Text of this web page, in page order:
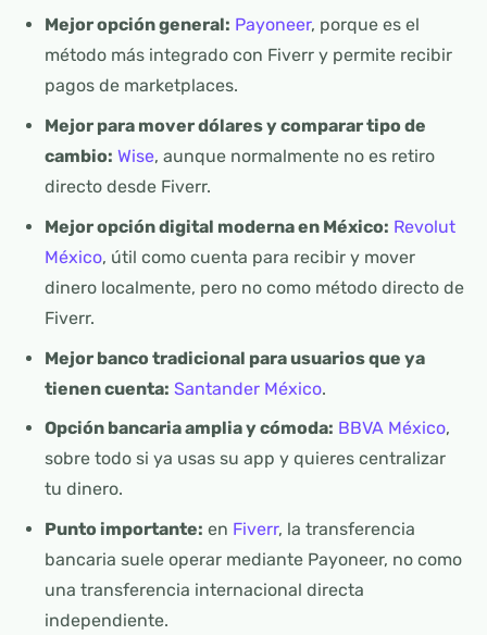
Mejor opción general: Payoneer, porque es el
método más integrado con Fiverr y permite recibir
pagos de marketplaces.
Mejor para mover dólares y comparar tipo de
cambio: Wise, aunque normalmente no es retiro
directo desde Fiverr.
Mejor opción digital moderna en México: Revolut
México, útil como cuenta para recibir y mover
dinero localmente, pero no como método directo de
Fiverr.
Mejor banco tradicional para usuarios que ya
tienen cuenta: Santander México.
Opción bancaria amplia y cómoda: BBVA México,
sobre todo si ya usas su app y quieres centralizar
tu dinero.
Punto importante: en Fiverr, la transferencia
bancaria suele operar mediante Payoneer, no como
una transferencia internacional directa
independiente.